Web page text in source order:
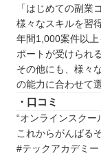
「はじめての副業
様々なスキルを習
年間1,000案件以
ポートが受けられ
その他にも、様々
の能力に合わせて
・口コミ
“オンラインスクー
これからがんばる
#テックアカデミー